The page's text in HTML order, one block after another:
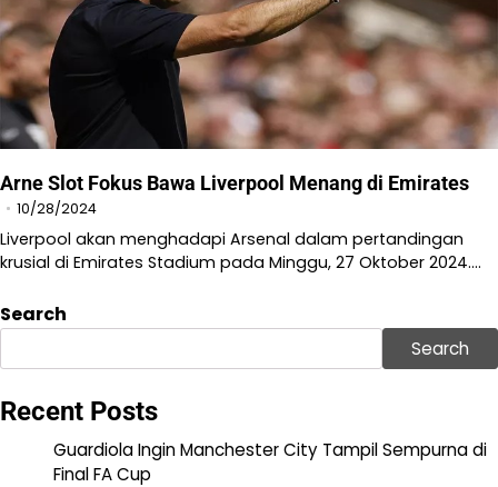
Arne Slot Fokus Bawa Liverpool Menang di Emirates
10/28/2024
Liverpool akan menghadapi Arsenal dalam pertandingan
krusial di Emirates Stadium pada Minggu, 27 Oktober 2024.…
Search
Search
Recent Posts
Guardiola Ingin Manchester City Tampil Sempurna di
Final FA Cup